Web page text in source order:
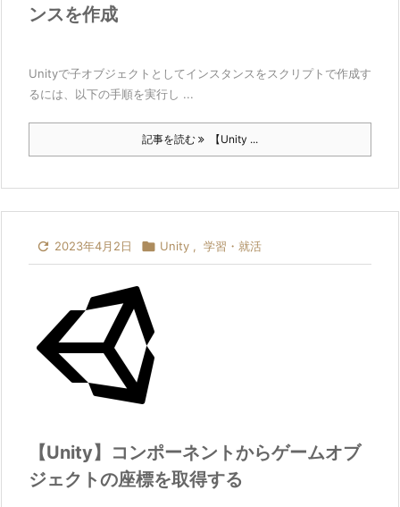
ンスを作成
Unityで子オブジェクトとしてインスタンスをスクリプトで作成す
るには、以下の手順を実行し ...
記事を読む 【Unity ...
 2023年4月2日  Unity , 学習・就活
【Unity】コンポーネントからゲームオブ
ジェクトの座標を取得する